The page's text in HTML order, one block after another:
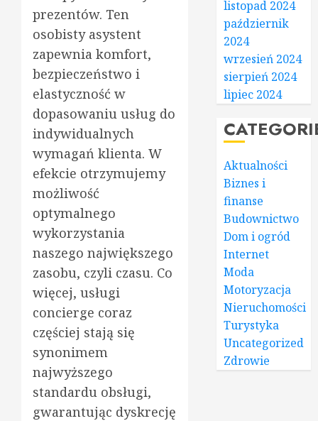
prezentów. Ten
osobisty asystent
zapewnia komfort,
bezpieczeństwo i
elastyczność w
dopasowaniu usług do
indywidualnych
wymagań klienta. W
efekcie otrzymujemy
możliwość
optymalnego
wykorzystania
naszego największego
zasobu, czyli czasu. Co
więcej, usługi
concierge coraz
częściej stają się
synonimem
najwyższego
standardu obsługi,
gwarantując dyskrecję
listopad 2024
październik
2024
wrzesień 2024
sierpień 2024
lipiec 2024
Aktualności
Biznes i
finanse
Budownictwo
Dom i ogród
Internet
Moda
Motoryzacja
Nieruchomości
Turystyka
Uncategorized
Zdrowie